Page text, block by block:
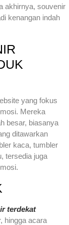
akhirnya, souvenir
kenangan indah
yang fokus
Mereka
besar, biasanya
ditawarkan
kaca, tumbler
tersedia juga
terdekat
hingga acara